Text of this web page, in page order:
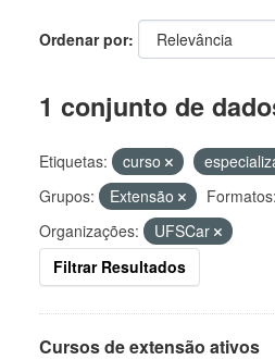
Ordenar por
1 conjunto de
Etiquetas: curso
Grupos:
Extensão Formatos:
Organizações:
UFSCar
Filtrar Resultados
Cursos de extensão ativos